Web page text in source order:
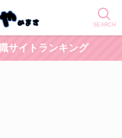
SEARCH
サイトランキング